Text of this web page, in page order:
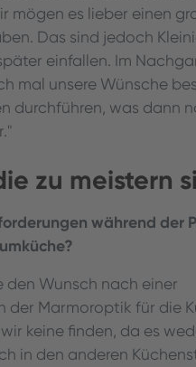
mögen es lieber einen
Das sind jedoch
einfallen. Im
mal unsere Wünsche
durchführen, was dann
zu meistern
während der
den Wunsch nach einer
der Marmoroptik für die
keine finden, da es
in den anderen